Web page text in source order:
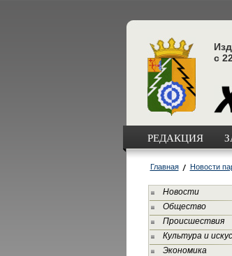
с
РЕДАКЦИЯ
Главная Новости
Новости
Общество
Происшествия
Культура и
Экономика